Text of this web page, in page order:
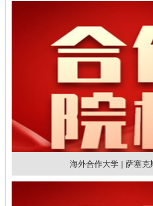
海外合作大学 | 萨塞克